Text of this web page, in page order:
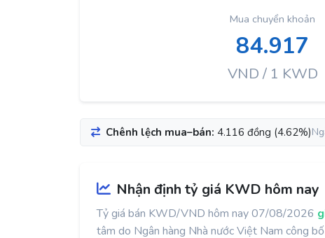
Mua chuyển khoản
84.917
VND / 1 KWD
Chênh lệch mua–bán: 4.116 đồng (4.62%)
Nhận định tỷ giá KWD hôm nay
Tỷ giá bán KWD/VND hôm nay 07/08/2026
tâm do Ngân hàng Nhà nước Việt Nam công